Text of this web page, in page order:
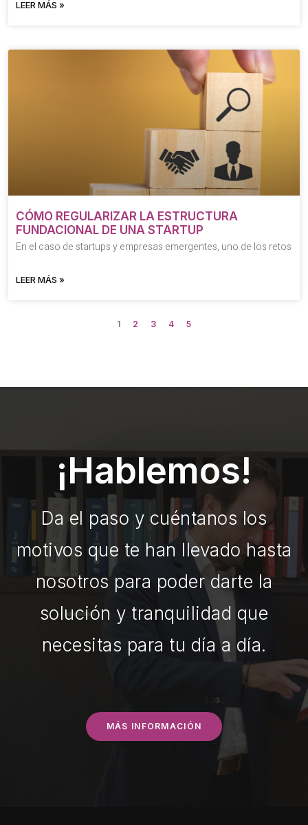
LEER MÁS »
CÓMO REGULARIZAR LA ESTRUCTURA
FUNDACIONAL DE UNA STARTUP
En el caso de startups y empresas emergentes, uno de los retos
LEER MÁS »
1 2 3 4 5
¡Hablemos!
Da el paso y cuéntanos los
motivos que te han llevado hasta
nosotros para poder darte la
solución y tranquilidad que
necesitas para tu día a día.
MÁS INFORMACIÓN